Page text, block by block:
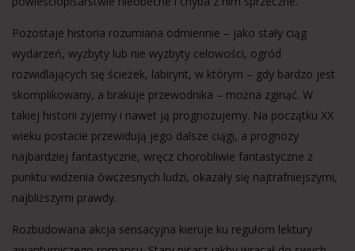
Pozostaje historia rozumiana odmiennie – jako stały ciąg
wydarzeń, wyzbyty lub nie wyzbyty celowości, ogród
rozwidlających się ścieżek, labirynt, w którym – gdy bardzo jest
skomplikowany, a brakuje przewodnika – można zginąć. W
takiej historii żyjemy i nawet ją prognozujemy. Na początku XX
wieku postacie przewidują jego dalsze ciągi, a prognozy
najbardziej fantastyczne, wręcz chorobliwie fantastyczne z
punktu widzenia ówczesnych ludzi, okazały się najtrafniejszymi,
najbliższymi prawdy.
Rozbudowana akcja sensacyjna kieruje ku regułom lektury